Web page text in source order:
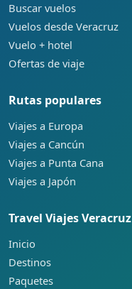
Buscar vuelos
Vuelos desde Veracruz
Vuelo + hotel
Ofertas de viaje
Rutas populares
Viajes a Europa
Viajes a Cancún
Viajes a Punta Cana
Viajes a Japón
Travel Viajes Veracruz
Inicio
Destinos
Paquetes